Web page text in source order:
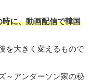
時に、動画配信で韓国
を大きく変えるもので
～アンダーソン家の秘